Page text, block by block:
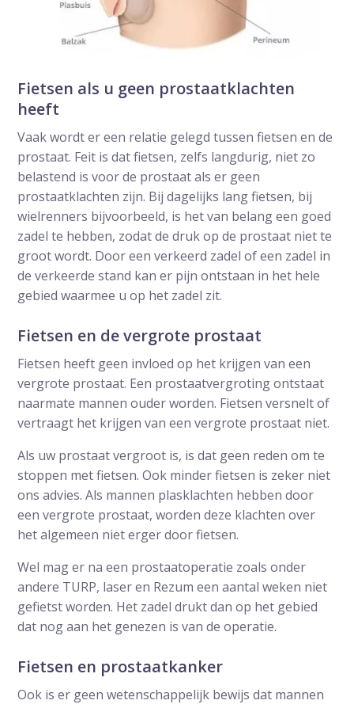
Fietsen als u geen prostaatklachten
heeft
Vaak wordt er een relatie gelegd tussen fietsen en de
prostaat. Feit is dat fietsen, zelfs langdurig, niet zo
belastend is voor de prostaat als er geen
prostaatklachten zijn. Bij dagelijks lang fietsen, bij
wielrenners bijvoorbeeld, is het van belang een goed
zadel te hebben, zodat de druk op de prostaat niet te
groot wordt. Door een verkeerd zadel of een zadel in
de verkeerde stand kan er pijn ontstaan in het hele
gebied waarmee u op het zadel zit.
Fietsen en de vergrote prostaat
Fietsen heeft geen invloed op het krijgen van een
vergrote prostaat. Een prostaatvergroting ontstaat
naarmate mannen ouder worden. Fietsen versnelt of
vertraagt het krijgen van een vergrote prostaat niet.
Als uw prostaat vergroot is, is dat geen reden om te
stoppen met fietsen. Ook minder fietsen is zeker niet
ons advies. Als mannen plasklachten hebben door
een vergrote prostaat, worden deze klachten over
het algemeen niet erger door fietsen.
Wel mag er na een prostaatoperatie zoals onder
andere TURP, laser en Rezum een aantal weken niet
gefietst worden. Het zadel drukt dan op het gebied
dat nog aan het genezen is van de operatie.
Fietsen en prostaatkanker
Ook is er geen wetenschappelijk bewijs dat mannen